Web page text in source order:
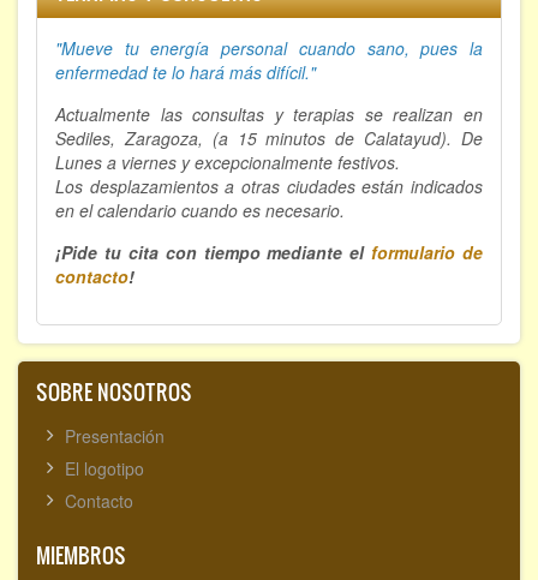
"Mueve tu energía personal cuando sano, pues la
enfermedad te lo hará más difícil."
Actualmente las consultas y terapias se realizan en
Sediles, Zaragoza, (a 15 minutos de Calatayud). De
Lunes a viernes y excepcionalmente festivos.
Los desplazamientos a otras ciudades están indicados
en el calendario cuando es necesario.
¡Pide tu cita con tiempo mediante elformulario de
contacto!
SOBRE NOSOTROS
Presentación
El logotipo
Contacto
MIEMBROS